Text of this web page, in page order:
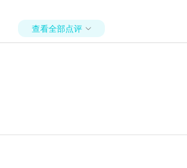
查看全部点评 